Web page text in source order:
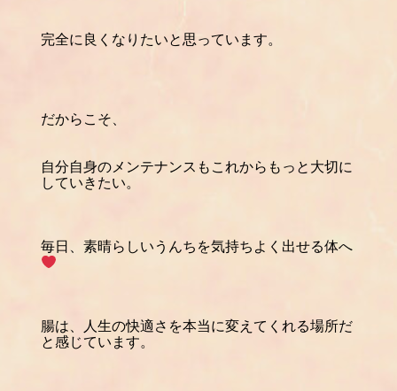
完全に良くなりたいと思っています。
だからこそ、
自分自身のメンテナンスもこれからもっと大切に
していきたい。
毎日、素晴らしいうんちを気持ちよく出せる体へ
腸は、人生の快適さを本当に変えてくれる場所だ
と感じています。